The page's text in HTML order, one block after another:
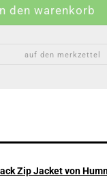
auf den merkzettel
Zip Jacket von